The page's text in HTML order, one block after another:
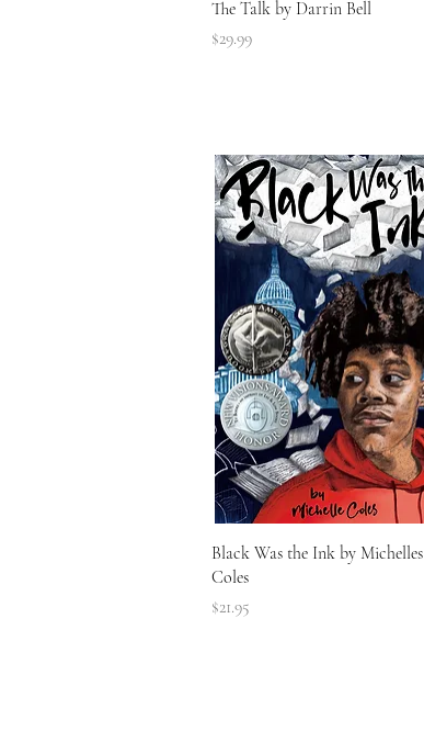
त्वरित दृश्य
The Talk by Darrin Bell
मूल्य
$29.99
त्वरित दृश्य
Black Was the Ink by Michelles
Coles
मूल्य
$21.95